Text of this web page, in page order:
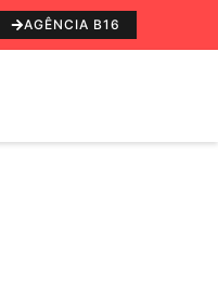
AGÊNCIA B16